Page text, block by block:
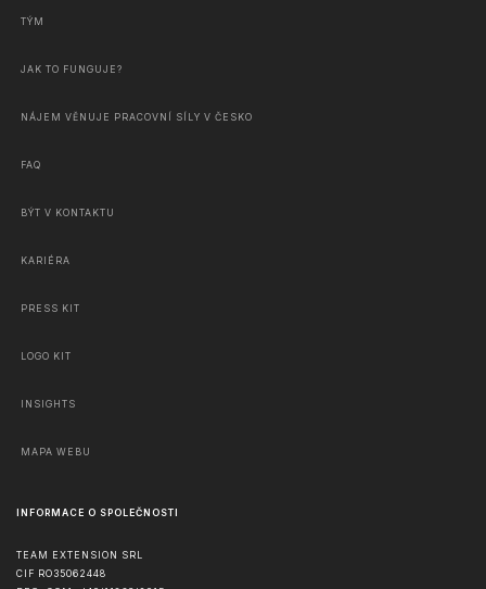
TÝM
JAK TO FUNGUJE?
NÁJEM VĚNUJE PRACOVNÍ SÍLY V ČESKO
FAQ
BÝT V KONTAKTU
KARIÉRA
PRESS KIT
LOGO KIT
INSIGHTS
MAPA WEBU
INFORMACE O SPOLEČNOSTI
TEAM EXTENSION SRL
CIF RO35062448